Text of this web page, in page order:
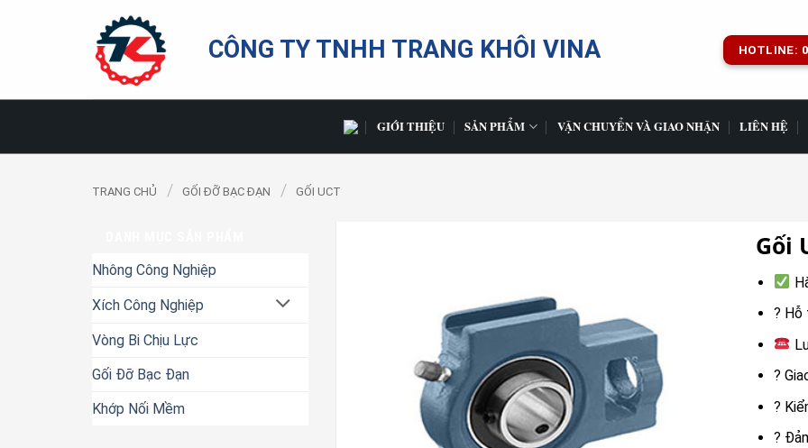
CÔNG TY TNHH TRANG KHÔI VINA HOTLINE:
GIỚI THIỆU SẢN PHẨM VẬN CHUYỂN VÀ GIAO NHẬN LIÊN HỆ
TRANG CHỦ / GỐI ĐỠ BẠC ĐẠN / GỐI UCT
Nhông Công Nghiệp
Xích Công Nghiệp
Vòng Bi Chịu Lực
Gối Đỡ Bạc Đạn
Khớp Nối Mềm
Gối
? Hỗ
?
?
?